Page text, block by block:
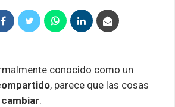
conocido como un
, parece que las cosas
.